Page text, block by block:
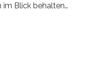
im Blick behalten
helfen Ihnen, Ausgaben